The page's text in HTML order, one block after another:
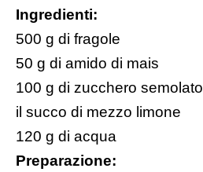
Ingredienti:
500 g di fragole
50 g di amido di mais
100 g di zucchero semolato
il succo di mezzo limone
120 g di acqua
Preparazione: